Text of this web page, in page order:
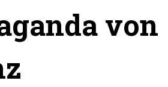
von